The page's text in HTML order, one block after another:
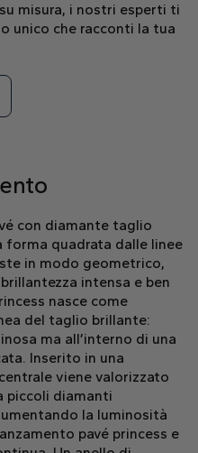
misura, i nostri esperti ti
unico che racconti la tua
con diamante taglio
forma quadrata dalle linee
in modo geometrico,
intensa e ben
nasce come
del taglio brillante:
ma all’interno di una
Inserito in una
viene valorizzato
piccoli diamanti
la luminosità
pavé princess e